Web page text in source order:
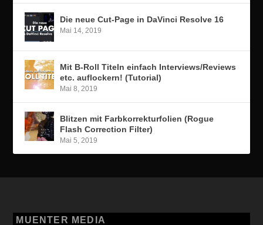
Die neue Cut-Page in DaVinci Resolve 16
Mai 14, 2019
Mit B-Roll Titeln einfach Interviews/Reviews
etc. auflockern! (Tutorial)
Mai 8, 2019
Blitzen mit Farbkorrekturfolien (Rogue
Flash Correction Filter)
Mai 5, 2019
MUENTER MEDIA